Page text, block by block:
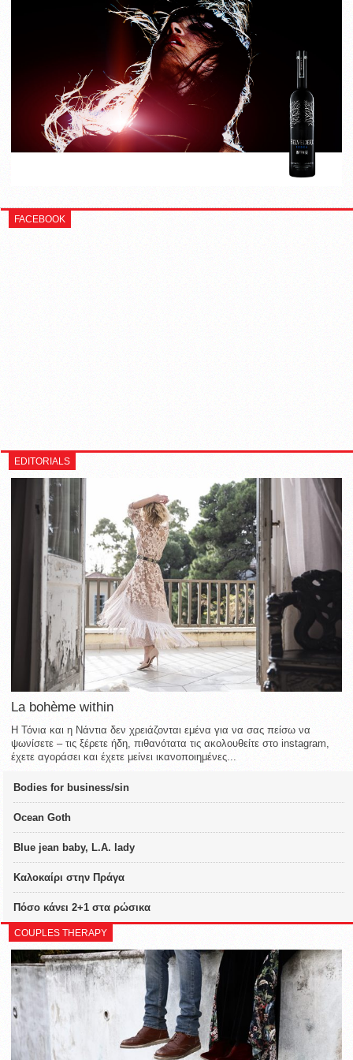
FACEBOOK
EDITORIALS
La bohème within
Η Τόνια και η Νάντια δεν χρειάζονται εμένα για να σας πείσω να
ψωνίσετε – τις ξέρετε ήδη, πιθανότατα τις ακολουθείτε στο instagram,
έχετε αγοράσει και έχετε μείνει ικανοποιημένες...
Bodies for business/sin
Ocean Goth
Blue jean baby, L.A. lady
Καλοκαίρι στην Πράγα
Πόσο κάνει 2+1 στα ρώσικα
COUPLES THERAPY